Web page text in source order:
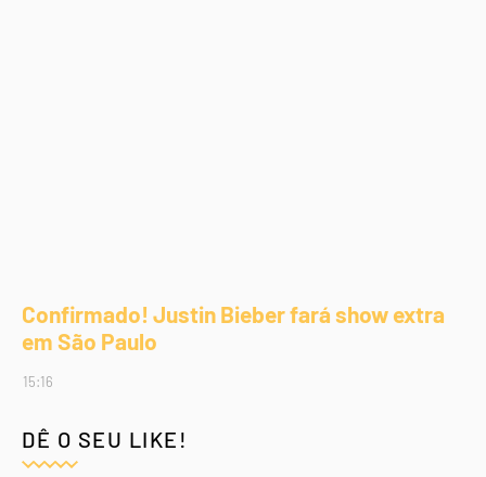
Confirmado! Justin Bieber fará show extra
em São Paulo
15:16
DÊ O SEU LIKE!